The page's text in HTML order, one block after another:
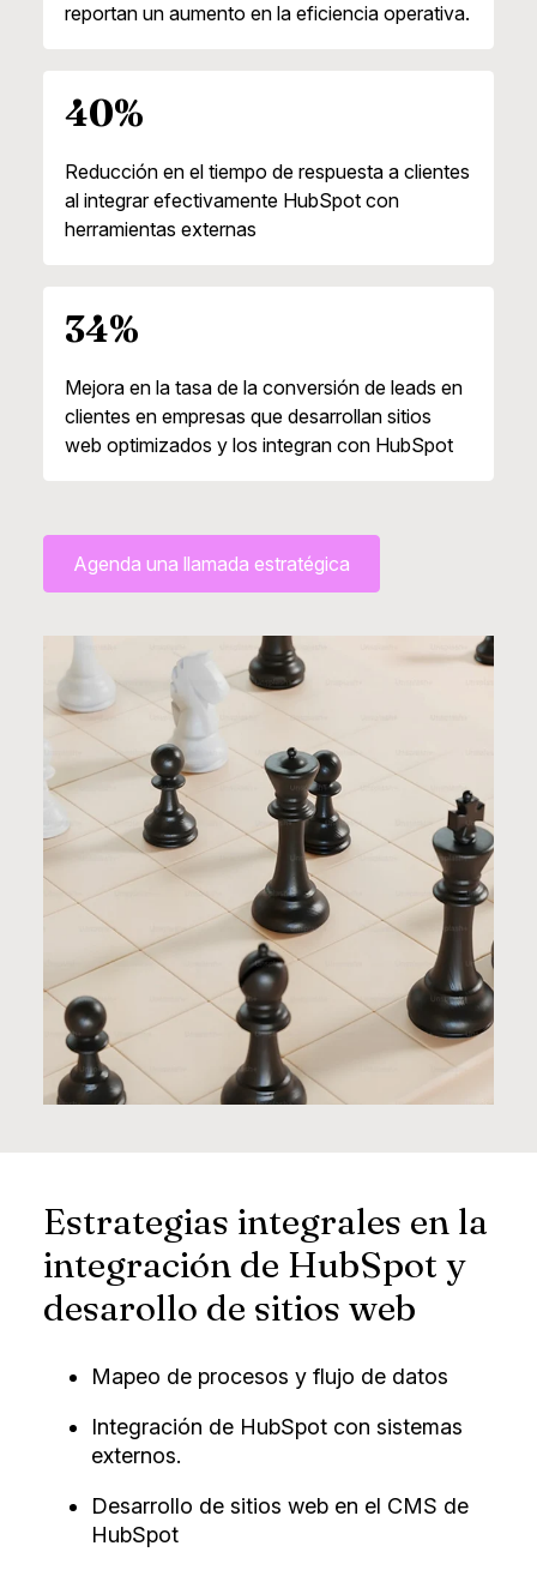
reportan un aumento en la eficiencia operativa.
40%
Reducción en el tiempo de respuesta a clientes
al integrar efectivamente HubSpot con
herramientas externas
34%
Mejora en la tasa de la conversión de leads en
clientes en empresas que desarrollan sitios
web optimizados y los integran con HubSpot
Agenda una llamada estratégica
Estrategias integrales en la
integración de HubSpot y
desarollo de sitios web
Mapeo de procesos y flujo de datos
Integración de HubSpot con sistemas
externos.
Desarrollo de sitios web en el CMS de
HubSpot